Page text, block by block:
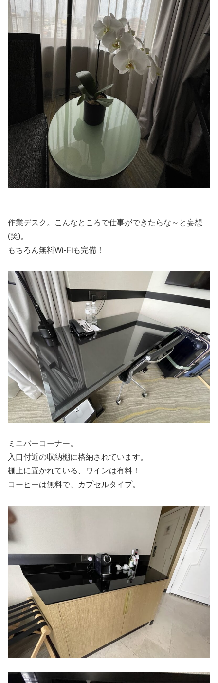
作業デスク。こんなところで仕事ができたらな～と妄想
(笑)。
もちろん無料Wi-Fiも完備！
ミニバーコーナー。
入口付近の収納棚に格納されています。
棚上に置かれている、ワインは有料！
コーヒーは無料で、カプセルタイプ。